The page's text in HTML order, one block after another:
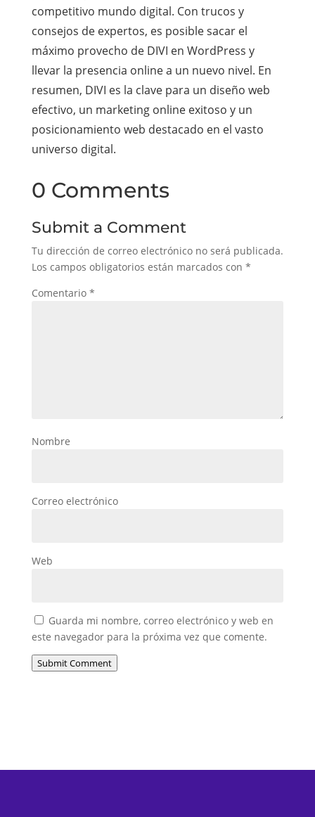
competitivo mundo digital. Con trucos y
consejos de expertos, es posible sacar el
máximo provecho de DIVI en WordPress y
llevar la presencia online a un nuevo nivel. En
resumen, DIVI es la clave para un diseño web
efectivo, un marketing online exitoso y un
posicionamiento web destacado en el vasto
universo digital.
0 Comments
Submit a Comment
Tu dirección de correo electrónico no será publicada.
Los campos obligatorios están marcados con *
Comentario *
Nombre
Correo electrónico
Web
Guarda mi nombre, correo electrónico y web en
este navegador para la próxima vez que comente.
Submit Comment